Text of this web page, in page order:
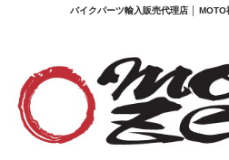
バイクパーツ輸入販売代理店 │